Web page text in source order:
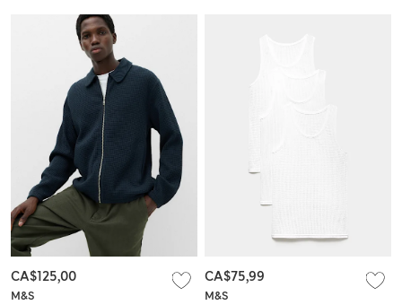
M&S
CA$125,00
M&S
CA$75,99